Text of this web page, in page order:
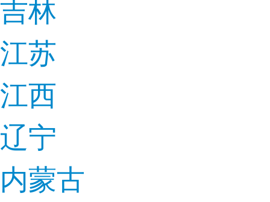
吉林
江苏
江西
辽宁
内蒙古